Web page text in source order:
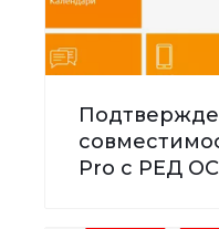
Pro с РЕД